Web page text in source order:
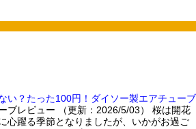
い？たった100円！ダイソー製エアチューブ
ブレビュー （更新：2026/5/03） 桜は開花
心躍る季節となりましたが、いかがお過ご